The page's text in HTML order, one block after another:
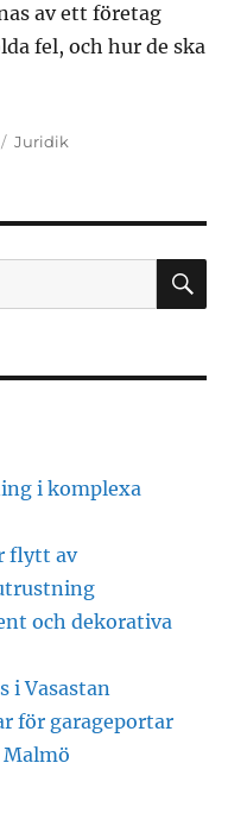
av ett företag
fel, och hur de ska
Kategorier
Juridik
i komplexa
flytt av
och dekorativa
i Vasastan
för garageportar